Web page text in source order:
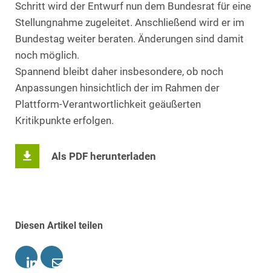
Schritt wird der Entwurf nun dem Bundesrat für eine
Stellungnahme zugeleitet. Anschließend wird er im
Bundestag weiter beraten. Änderungen sind damit
noch möglich.
Spannend bleibt daher insbesondere, ob noch
Anpassungen hinsichtlich der im Rahmen der
Plattform-Verantwortlichkeit geäußerten
Kritikpunkte erfolgen.
Als PDF herunterladen
Diesen Artikel teilen